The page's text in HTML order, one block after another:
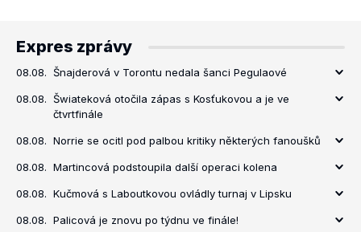
Expres zprávy
08.08. Šnajderová v Torontu nedala šanci Pegulaové
08.08. Šwiateková otočila zápas s Kosťukovou a je ve
čtvrtfinále
08.08. Norrie se ocitl pod palbou kritiky některých fanoušků
08.08. Martincová podstoupila další operaci kolena
08.08. Kučmová s Laboutkovou ovládly turnaj v Lipsku
08.08. Palicová je znovu po týdnu ve finále!